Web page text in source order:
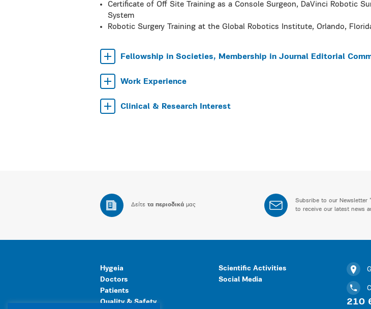
Certificate of Off Site Training as a Console Surgeon, DaVinci Robotic
System
Robotic Surgery Training at the Global Robotics Institute, Orlando,
Fellowship in Societies, Membership in Journal Editorial
Work Experience
Clinical & Research Interest
Δείτε τα περιοδικά μας
Subsribe to our Newsletter
to receive our latest news
Hygeia
Doctors
Patients
Quality & Safety
Scientific Activities
Social Media
210